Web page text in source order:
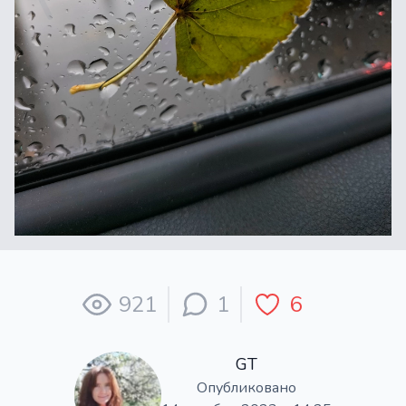
921 1 6
GT
Опубликовано